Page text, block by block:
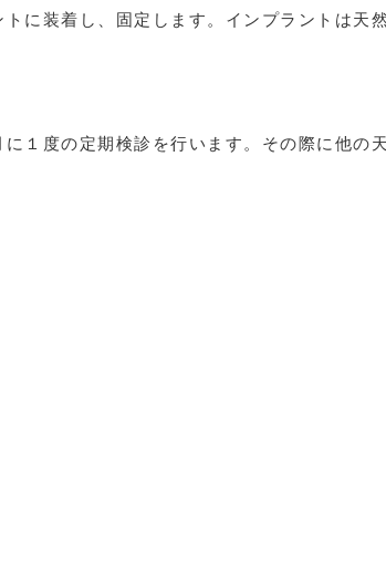
に装着し、固定します。インプラントは天
１度の定期検診を行います。その際に他の